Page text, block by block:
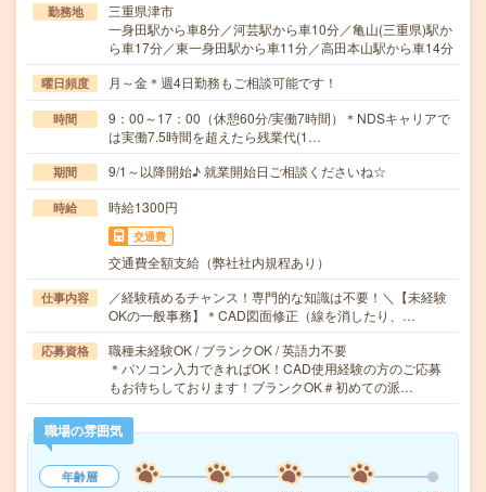
勤務地
三重県津市
一身田駅から車8分／河芸駅から車10分／亀山(三重県)駅か
ら車17分／東一身田駅から車11分／高田本山駅から車14分
曜日頻度 月～金＊週4日勤務もご相談可能です！
時間
9：00～17：00（休憩60分/実働7時間）＊NDSキャリアで
は実働7.5時間を超えたら残業代(1…
期間 9/1～以降開始♪ 就業開始日ご相談くださいね☆
時給 時給1300円
交通費
交通費全額支給（弊社社内規程あり）
仕事内容
／経験積めるチャンス！専門的な知識は不要！＼【未経験
OKの一般事務】＊CAD図面修正（線を消したり、…
応募資格
職種未経験OK / ブランクOK / 英語力不要
＊パソコン入力できればOK！CAD使用経験の方のご応募
もお待ちしております！ブランクOK＃初めての派…
職場の雰囲気
年齢層